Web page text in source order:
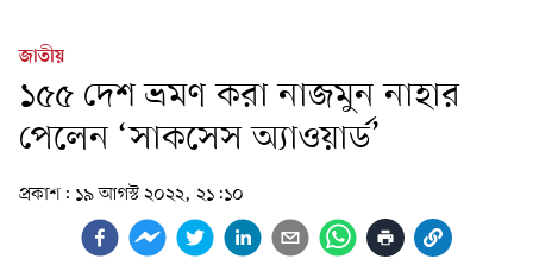
জাতীয়
১৫৫ দেশ ভ্রমণ করা নাজমুন নাহার
পেলেন ‘সাকসেস অ্যাওয়ার্ড’
প্রকাশ: ১৯ আগস্ট ২০২২, ২১:১০